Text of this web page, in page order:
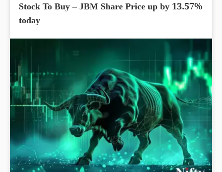
Stock To Buy – JBM Share Price up by 13.57%
today